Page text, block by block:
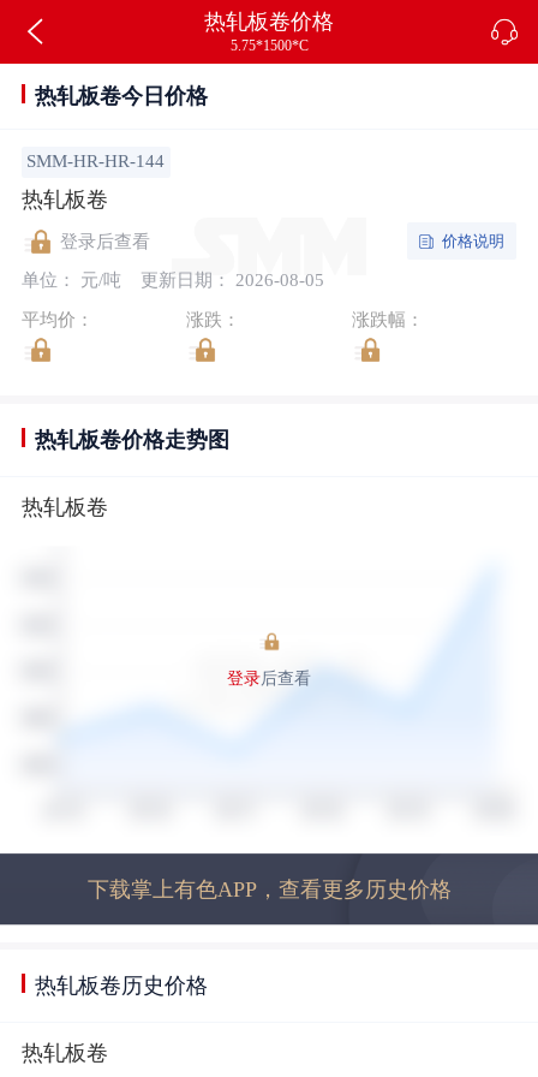
热轧板卷价格
5.75*1500*C
热轧板卷今日价格
SMM-HR-HR-144
热轧板卷
登录后查看
单位： 元/吨
更新日期： 2026-08-05
价格说明
平均价： 涨跌： 涨跌幅：
热轧板卷价格走势图
热轧板卷
登录后查看
下载掌上有色APP，查看更多历史价格
热轧板卷历史价格
热轧板卷